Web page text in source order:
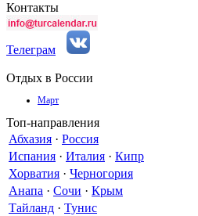
Контакты
Телеграм
Отдых в России
Март
Топ-направления
Абхазия · Россия
Испания · Италия · Кипр
Хорватия · Черногория
Анапа · Сочи · Крым
Тайланд · Тунис